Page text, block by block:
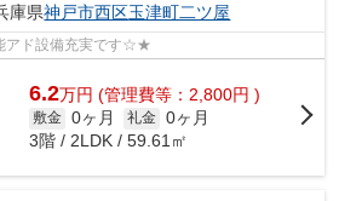
庫県神戸市西区玉津町二ツ屋
アド設備充実です☆★
6.2万円 (管理費等：2,800円 )
敷金 0ヶ月 礼金 0ヶ月
3階 / 2LDK / 59.61㎡